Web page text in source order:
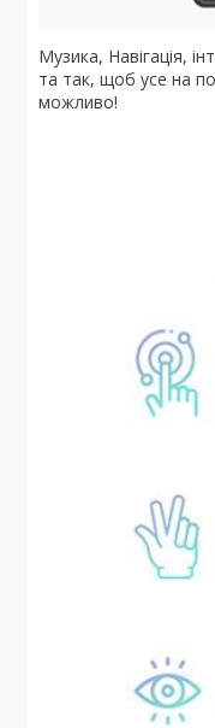
Музика, Навігація,
та так, щоб усе на
можливо!